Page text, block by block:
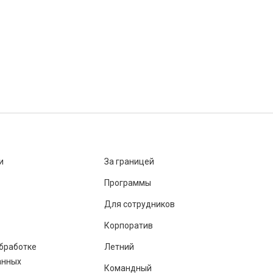
За границей
Программы
Для сотрудников
Корпоратив
Летний
Командный